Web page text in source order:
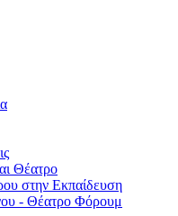
Θέατρο
στην Εκπαίδευση
- Θέατρο Φόρουμ